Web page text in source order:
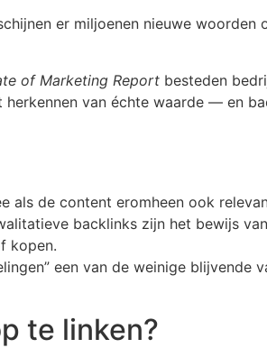
er miljoenen nieuwe woorden
of Marketing Report besteden
van échte waarde — en
als de content eromheen ook
backlinks zijn het bewijs
kopen.
een van de weinige blijvende
te linken?